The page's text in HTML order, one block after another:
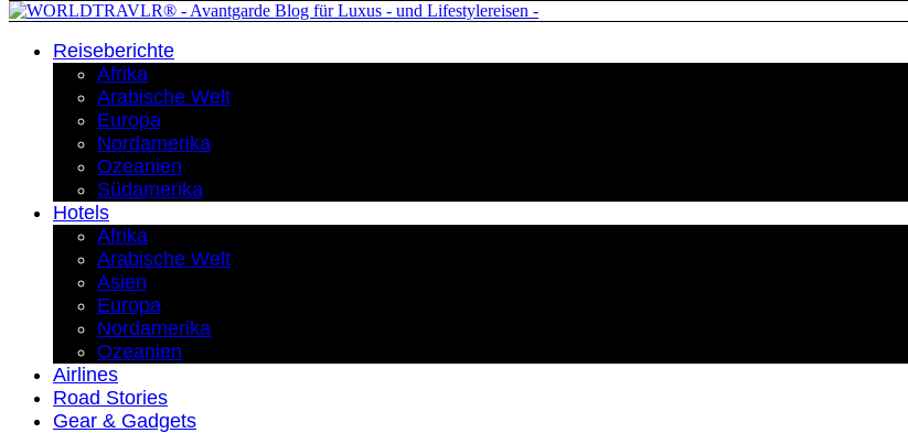
Reiseberichte
Afrika
Arabische Welt
Europa
Nordamerika
Ozeanien
Südamerika
Hotels
Afrika
Arabische Welt
Asien
Europa
Nordamerika
Ozeanien
Airlines
Road Stories
Gear & Gadgets